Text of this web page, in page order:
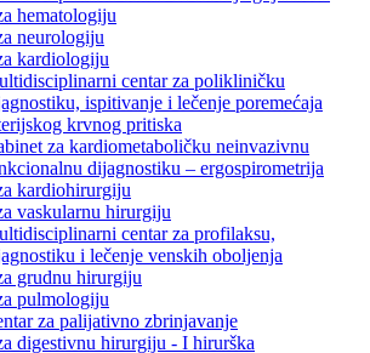
hematologiju
neurologiju
kardiologiju
centar za polikliničku
ispitivanje i lečenje poremećaja
krvnog pritiska
za kardiometaboličku neinvazivnu
dijagnostiku – ergospirometrija
kardiohirurgiju
vaskularnu hirurgiju
centar za profilaksu,
i lečenje venskih oboljenja
grudnu hirurgiju
pulmologiju
za palijativno zbrinjavanje
digestivnu hirurgiju - I hirurška